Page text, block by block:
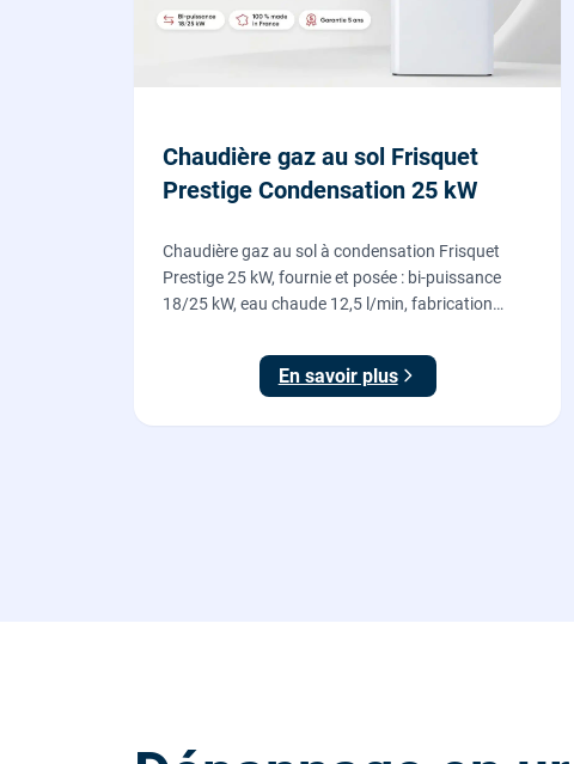
Chaudière gaz au sol Frisquet
Prestige Condensation 25 kW
Chaudière gaz au sol à condensation Frisquet
Prestige 25 kW, fournie et posée : bi-puissance
18/25 kW, eau chaude 12,5 l/min, fabrication
En savoir plus